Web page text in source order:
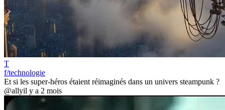
T
f/technologie
Et si les super-héros étaient réimaginés dans un univers steampunk ?
@allyil y a 2 mois